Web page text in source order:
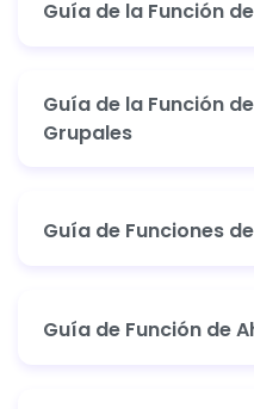
Guía de la Función
Guía de la Función
Grupales
Guía de Funciones
Guía de Función de